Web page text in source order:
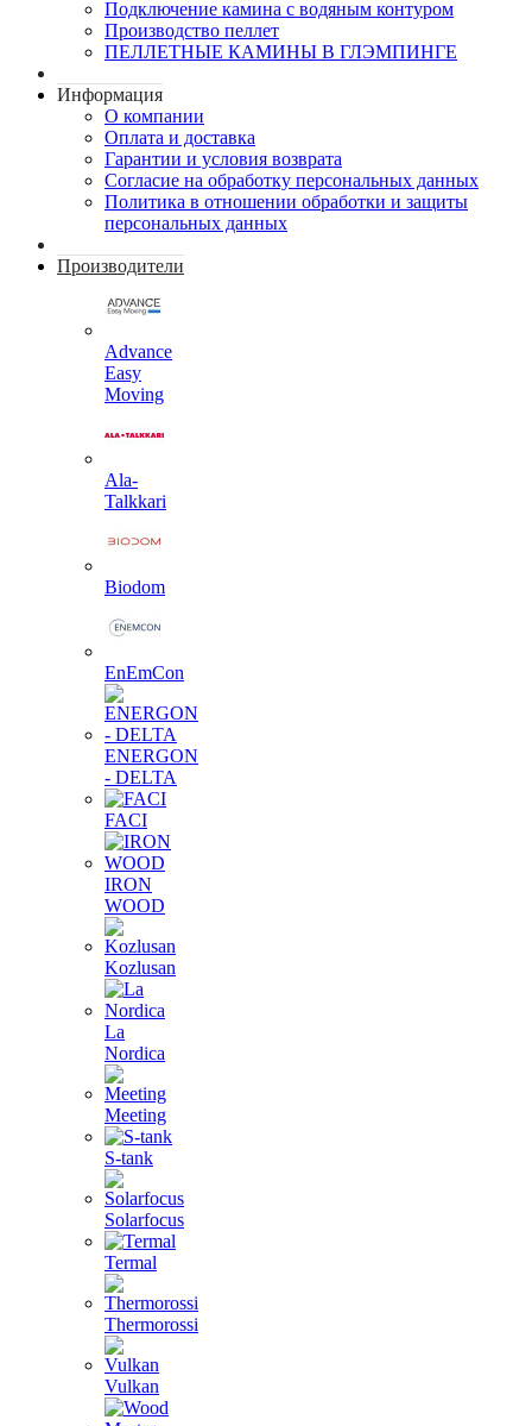
Подключение камина с водяным контуром
Производство пеллет
ПЕЛЛЕТНЫЕ КАМИНЫ В ГЛЭМПИНГЕ
Информация
О компании
Оплата и доставка
Гарантии и условия возврата
Согласие на обработку персональных данных
Политика в отношении обработки и защиты
персональных данных
Производители
Advance
Easy
Moving
Ala-
Talkkari
Biodom
EnEmCon
ENERGON
- DELTA
FACI
IRON
WOOD
Kozlusan
La
Nordica
Meeting
S-tank
Solarfocus
Termal
Thermorossi
Vulkan